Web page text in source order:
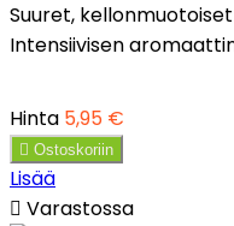
Suuret,
Intensiivisen
Hinta 5,95 €
 Ostoskoriin
Lisää
 Varastossa